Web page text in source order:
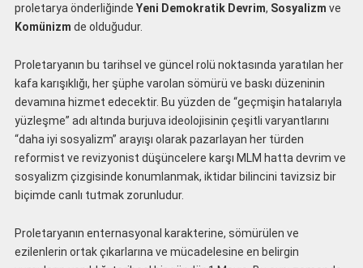
proletarya önderliğinde Yeni Demokratik Devrim, Sosyalizm ve
Komünizm de olduğudur.
Proletaryanın bu tarihsel ve güncel rolü noktasında yaratılan her
kafa karışıklığı, her şüphe varolan sömürü ve baskı düzeninin
devamına hizmet edecektir. Bu yüzden de “geçmişin hatalarıyla
yüzleşme” adı altında burjuva ideolojisinin çeşitli varyantlarını
“daha iyi sosyalizm” arayışı olarak pazarlayan her türden
reformist ve revizyonist düşüncelere karşı MLM hatta devrim ve
sosyalizm çizgisinde konumlanmak, iktidar bilincini tavizsiz bir
biçimde canlı tutmak zorunludur.
Proletaryanın enternasyonal karakterine, sömürülen ve
ezilenlerin ortak çıkarlarına ve mücadelesine en belirgin